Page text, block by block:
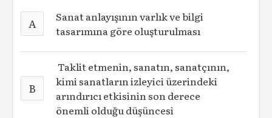
A
Sanat anlayışının varlık ve bilgi
tasarımına göre oluşturulması
B
Taklit etmenin, sanatın, sanatçının,
kimi sanatların izleyici üzerindeki
arındırıcı etkisinin son derece
önemli olduğu düşüncesi